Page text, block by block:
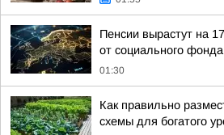
Пенсии вырастут на
от социального фонда
01:30
Как правильно
схемы для богатого